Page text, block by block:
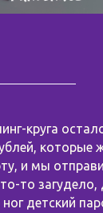
круга
которые
и мы
то
детский